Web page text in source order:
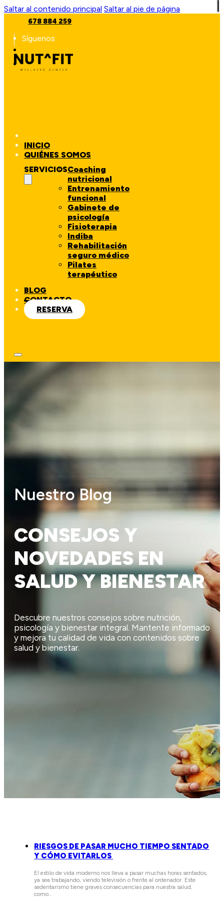
Saltar al contenido principal Saltar al pie de página
678 884 259
Síguenos
INICIO
QUIÉNES SOMOS
SERVICIOSCoaching
nutricional
Entrenamiento
funcional
Gabinete de
psicología
Fisioterapia
Indiba
Rehabilitación
seguro médico
Pilates
terapéutico
BLOG
CONTACTO
RESERVA
Nuestro Blog
CONSEJOS Y
NOVEDADES EN
SALUD Y BIENESTAR
Descubre nuestros consejos sobre nutrición,
psicología y bienestar integral. Mantente informado
y mejora tu calidad de vida con contenidos sobre
salud y bienestar.
RIESGOS DE PASAR MUCHO TIEMPO SENTADO
Y CÓMO EVITARLOS
El estilo de vida moderno nos lleva a pasar muchas horas sentados,
ya sea trabajando, viendo televisión o frente al ordenador. Este
sedentarismo tiene graves consecuencias para nuestra salud,
como…